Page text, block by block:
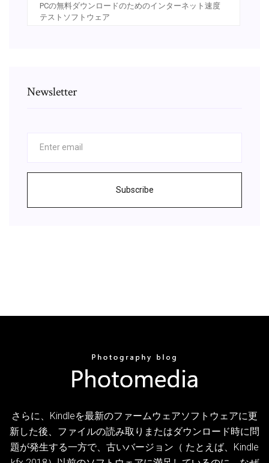
PCの無料ダウンロードのためのインターネット速度
テストソフトウェア
Newsletter
Subscribe
さらに、Kindleを最新のファームウェアソフトウェアに更
新した後、ファイルの読み取りまたはダウンロード時に問
題が発生する一方で、古いバージョン（ たとえば、Kindle